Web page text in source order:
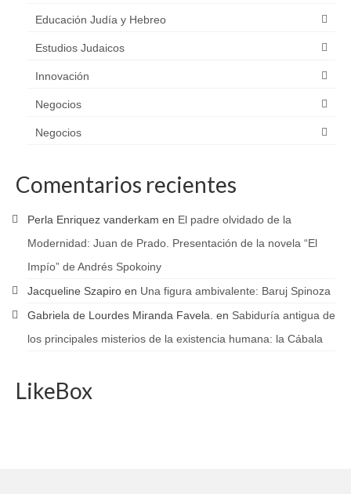
Educación Judía y Hebreo
Estudios Judaicos
Innovación
Negocios
Negocios
Comentarios recientes
Perla Enriquez vanderkam en El padre olvidado de la
Modernidad: Juan de Prado. Presentación de la novela “El
Impío” de Andrés Spokoiny
Jacqueline Szapiro en Una figura ambivalente: Baruj Spinoza
Gabriela de Lourdes Miranda Favela. en Sabiduría antigua de
los principales misterios de la existencia humana: la Cábala
LikeBox